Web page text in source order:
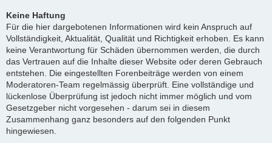
Keine Haftung
Für die hier dargebotenen Informationen wird kein Anspruch auf
Vollständigkeit, Aktualität, Qualität und Richtigkeit erhoben. Es kann
keine Verantwortung für Schäden übernommen werden, die durch
das Vertrauen auf die Inhalte dieser Website oder deren Gebrauch
entstehen. Die eingestellten Forenbeiträge werden von einem
Moderatoren-Team regelmässig überprüft. Eine vollständige und
lückenlose Überprüfung ist jedoch nicht immer möglich und vom
Gesetzgeber nicht vorgesehen - darum sei in diesem
Zusammenhang ganz besonders auf den folgenden Punkt
hingewiesen.